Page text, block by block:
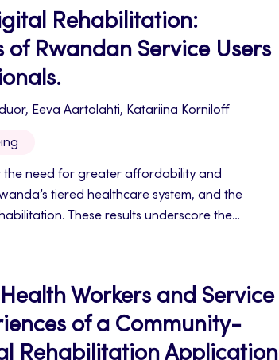
Rehabilitation:
of Rwandan Service Users
Eeva Aartolahti, Katariina Korniloff
the need for greater affordability and
tiered healthcare system, and the
These results underscore the
Workers and Service
of a Community-
Rehabilitation Application